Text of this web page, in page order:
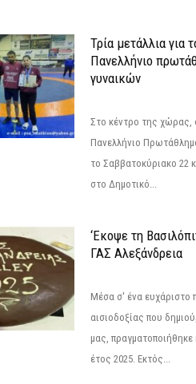
Τρία μετάλλια για
Πανελλήνιο
γυναικών
Στο κέντρο της χώρας,
Πανελλήνιο
το Σαββατοκύριακο 22
στο Δημοτικό...
‘Εκοψε τη
ΓΑΣ Αλεξάνδρεια
Μέσα σ' ένα ευχάριστο
αισιοδοξίας που
μας,
έτος 2025. Εκτός...